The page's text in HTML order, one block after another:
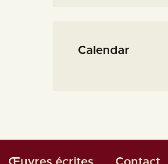
Calendar